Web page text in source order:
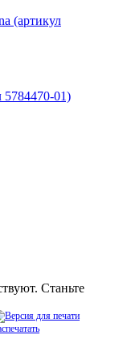
(артикул
5784470-01)
Станьте